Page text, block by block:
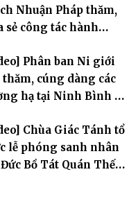
Nhuận Pháp thăm,
sẻ công tác hành
hành giả Ni
Phân ban Ni giới
thăm, cúng dàng các
hạ tại Ninh Bình và
hộ trì Tam bảo
Chùa Giác Tánh tổ
lễ phóng sanh nhân
Bồ Tát Quán Thế